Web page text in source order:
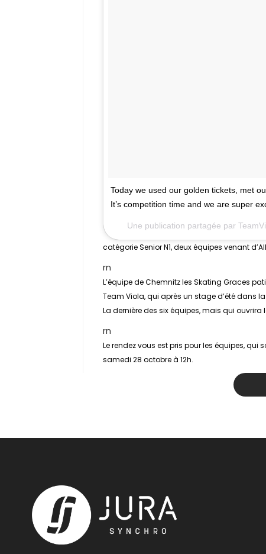
Today we used our golden tickets, met
It’s competition time and we are super
Une publication partagée par
catégorie Senior N1, deux équipes venant
rn
L’équipe de Chemnitz les Skating Graces
Team Viola, qui après un stage d’été dans
La dernière des six équipes, mais qui
rn
Le rendez vous est pris pour les équipes,
samedi 28 octobre à 12h.